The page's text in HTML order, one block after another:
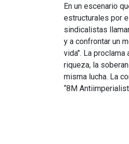
En un escenario
estructurales por
sindicalistas
y a confrontar un
vida". La
riqueza, la
misma lucha. La
“8M